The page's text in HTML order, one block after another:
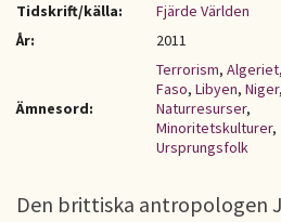
Tidskrift/källa:
Fjärde Världen
År:
2011
Ämnesord:
Terrorism, Algeriet,
Faso, Libyen, Niger,
Naturresurser,
Minoritetskulturer,
Ursprungsfolk
Den brittiska antropologen